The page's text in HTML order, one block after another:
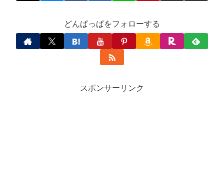
どんぱっぱをフォローする
スポンサーリンク